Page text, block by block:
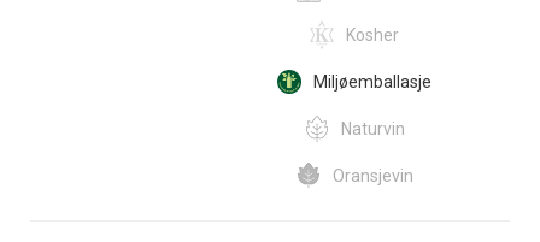
Kosher
Miljøemballasje
Naturvin
Oransjevin